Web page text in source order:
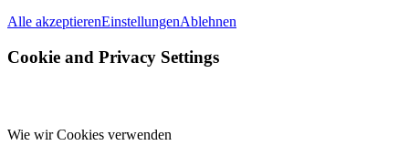
Alle akzeptierenEinstellungenAblehnen
Cookie and Privacy Settings
Wie wir Cookies verwenden